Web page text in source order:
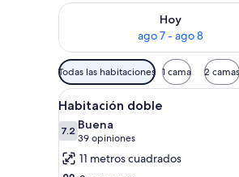
Hoy
ago 7 - ago 8
Consulta la disponibilidad para
Filtros
disponibles
para
las
habitaciones
Todas las habitaciones 1 cama 2 camas
Abrir
todas
las
fotos
de
4
Habitación doble
7.27.2 de 10
Buena
39 opiniones
(39
opiniones)
11 metros cuadrados